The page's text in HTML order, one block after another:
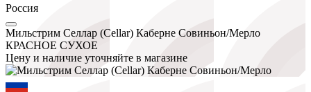
Россия
Мильстрим Селлар (Cellar) Каберне Совиньон/Мерло
КРАСНОЕ СУХОЕ
Цену и наличие уточняйте в магазине